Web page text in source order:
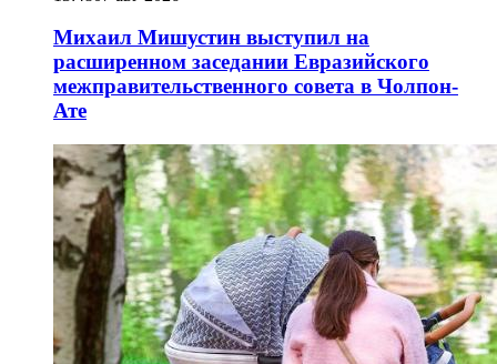
Михаил Мишустин выступил на
расширенном заседании Евразийского
межправительственного совета в Чолпон-
Ате